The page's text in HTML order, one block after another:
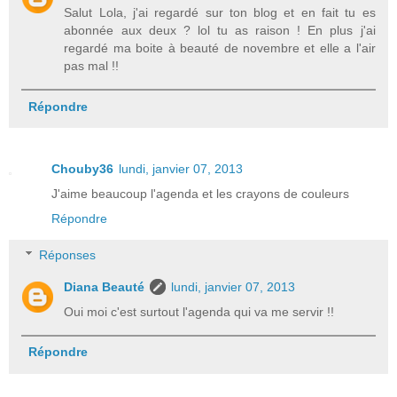
Salut Lola, j'ai regardé sur ton blog et en fait tu es
abonnée aux deux ? lol tu as raison ! En plus j'ai
regardé ma boite à beauté de novembre et elle a l'air
pas mal !!
Répondre
Chouby36 lundi, janvier 07, 2013
J'aime beaucoup l'agenda et les crayons de couleurs
Répondre
Réponses
Diana Beauté
lundi, janvier 07, 2013
Oui moi c'est surtout l'agenda qui va me servir !!
Répondre